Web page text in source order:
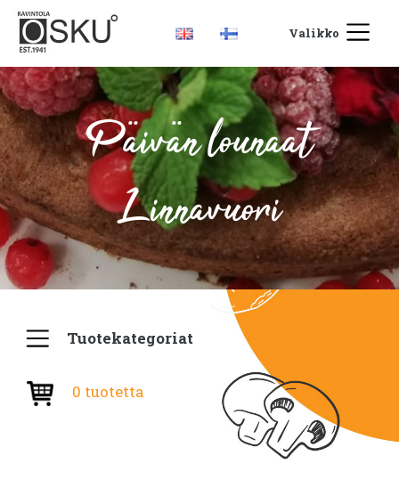
Valikko
Päivän lounaat
Linnavuori
Tuotekategoriat
0 tuotetta